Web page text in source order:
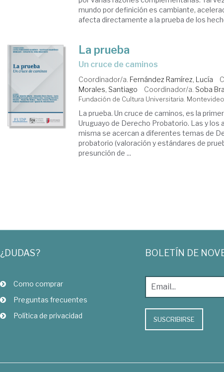
mundo por definición es cambiante,
afecta directamente a la prueba de los
La prueba
un cruce de caminos
Coordinador/a. Fernández Ramírez, Lucía
Morales, Santiago
Coordinador/a. Soba
Fundación de Cultura Universitaria.
La prueba. Un cruce de caminos, es la
Uruguayo de Derecho Probatorio. Las y los
misma se acercan a diferentes temas de
probatorio (valoración y estándares de
presunción de ...
¿DUDAS?
Como comprar
Preguntas frecuentes
Política de privacidad
BOLETÍN DE
SUSCRIBIRSE